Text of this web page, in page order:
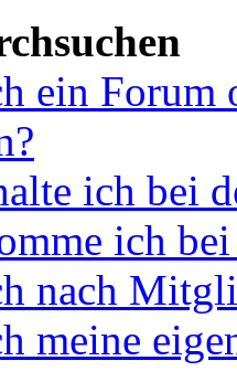
ein Forum
ich bei
ich
nach
meine